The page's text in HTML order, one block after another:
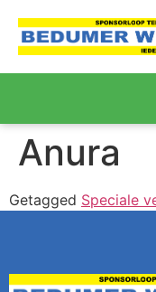
Anura
Getagged Speciale